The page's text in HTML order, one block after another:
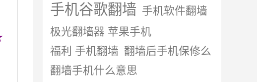
手机谷歌翻墙 手机软件翻墙
极光翻墙器 苹果手机
福利 手机翻墙 翻墙后手机保修么
翻墙手机什么意思